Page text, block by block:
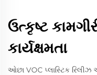
ઉત્કૃષ્ટ
કાર્યક્ષમતા
ઓછા VOC પ્લાસ્ટિક રિલીઝ